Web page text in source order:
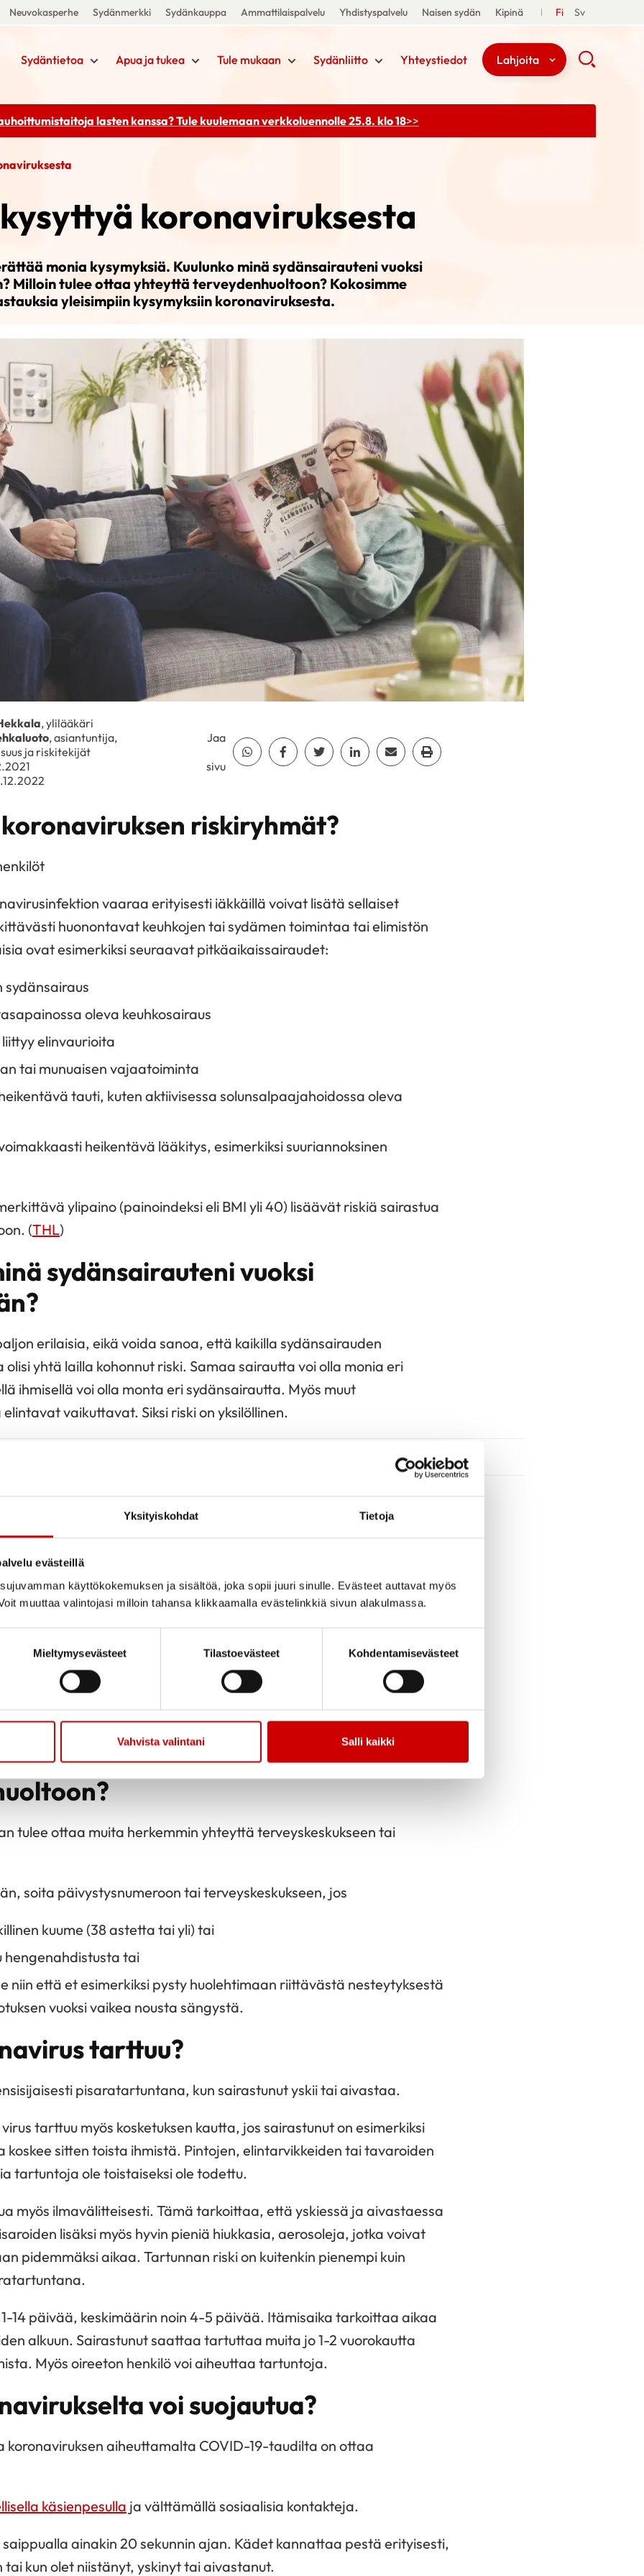
Yksityiskohdat Tietoja
evästeillä
käyttökokemuksen ja sisältöä, joka sopii juuri sinulle. Evästeet auttavat myös
muuttaa valintojasi milloin tahansa klikkaamalla evästelinkkiä sivun alakulmassa.
Mieltymysevästeet Tilastoevästeet Kohdentamisevästeet
Vahvista valintani Salli kaikki
Neuvokasperhe Sydänmerkki Sydänkauppa Ammattilaispalvelu Yhdistyspalvelu Naisen sydän Kipinä Fi Sv
Sydäntietoa Apua ja tukea Tule mukaan Sydänliitto Yhteystiedot Lahjoita
lasten kanssa? Tule kuulemaanverkkoluennolle 25.8. klo 18>>
koronaviruksesta
monia kysymyksiä. Kuulunko minä sydänsairauteni vuoksi
Milloin tulee ottaa yhteyttä terveydenhuoltoon? Kokosimme
yleisimpiin kysymyksiin koronaviruksesta.
, ylilääkäri
, asiantuntija,
ja riskitekijät
Jaa
sivu
Jaa Whatsapp
Jaa Facebook
Jaa TwitterJaa LinkedinJaa EmailJaa Print
riskiryhmät?
vaaraa erityisesti iäkkäillä voivat lisätä sellaiset
huonontavat keuhkojen tai sydämen toimintaa tai elimistön
ovat esimerkiksi seuraavat pitkäaikaissairaudet:
oleva keuhkosairaus
elinvaurioita
tai munuaisen vajaatoiminta
tauti, kuten aktiivisessa solunsalpaajahoidossa oleva
heikentävä lääkitys, esimerkiksi suuriannoksinen
ylipaino (painoindeksi eli BMI yli 40) lisäävät riskiä sairastua
(THL)
sydänsairauteni vuoksi
erilaisia, eikä voida sanoa, että kaikilla sydänsairauden
yhtä lailla kohonnut riski. Samaa sairautta voi olla monia eri
ihmisellä voi olla monta eri sydänsairautta. Myös muut
vaikuttavat. Siksi riski on yksilöllinen.
liittyvästä riskistä.
oireet?
äkillisen hengitystieinfektion. Oireita voivat olla päänsärky, kuume,
lihaskipu, väsymys, haju- ja makuaistin häiriöt, ripuli ja pahoinvointi.
tautimuotoon eli keuhkokuumeeseen ovat hengenahdistus, korkea
nopeasti heikkenevä vointi.
tee oireiden arviointi Omaolo-palvelussa
kuuluvan
vuoksi ottaa yhteyttä
tulee ottaa muita herkemmin yhteyttä terveyskeskukseen tai
soita päivystysnumeroon tai terveyskeskukseen, jos
kuume (38 astetta tai yli) tai
hengenahdistusta tai
niin että et esimerkiksi pysty huolehtimaan riittävästä nesteytyksestä
vuoksi vaikea nousta sängystä.
tarttuu?
pisaratartuntana, kun sairastunut yskii tai aivastaa.
tarttuu myös kosketuksen kautta, jos sairastunut on esimerkiksi
koskee sitten toista ihmistä. Pintojen, elintarvikkeiden tai tavaroiden
tartuntoja ole toistaiseksi ole todettu.
myös ilmavälitteisesti. Tämä tarkoittaa, että yskiessä ja aivastaessa
lisäksi myös hyvin pieniä hiukkasia, aerosoleja, jotka voivat
pidemmäksi aikaa. Tartunnan riski on kuitenkin pienempi kuin
14 päivää, keskimäärin noin 4-5 päivää. Itämisaika tarkoittaa aikaa
alkuun. Sairastunut saattaa tartuttaa muita jo 1-2 vuorokautta
Myös oireeton henkilö voi aiheuttaa tartuntoja.
voi suojautua?
koronaviruksen aiheuttamalta COVID-19-taudilta on ottaa
käsienpesulla ja välttämällä sosiaalisia kontakteja.
saippualla ainakin 20 sekunnin ajan. Kädet kannattaa pestä erityisesti,
tai kun olet niistänyt, yskinyt tai aivastanut.